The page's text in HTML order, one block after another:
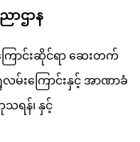
ဌာန
ောင်းဆိုင်ရာ ဆေးတက်
းကြောင်းနှင့် အာဏာခံ
သရန်၊ နှင့်